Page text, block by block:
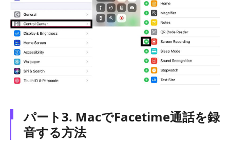
パート3. MacでFacetime通話を録
音する方法